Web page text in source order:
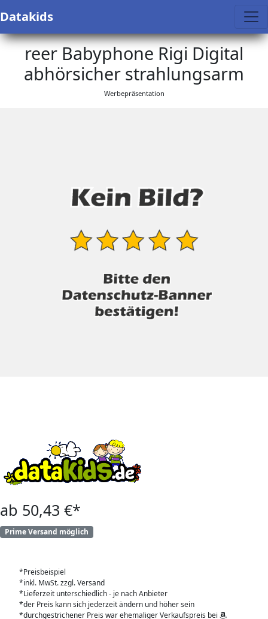
Datakids
reer Babyphone Rigi Digital
abhörsicher strahlungsarm
Werbepräsentation
ab 50,43 €*
Prime Versand möglich
*Preisbeispiel
*inkl. MwSt. zzgl. Versand
*Lieferzeit unterschiedlich - je nach Anbieter
*der Preis kann sich jederzeit ändern und höher sein
*durchgestrichener Preis war ehemaliger Verkaufspreis bei